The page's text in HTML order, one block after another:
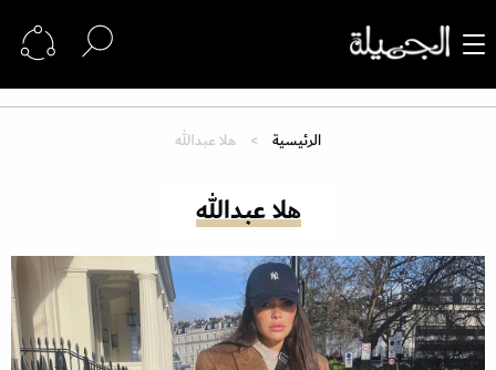
الرئيسية هلا عبدالله
هلا عبدالله